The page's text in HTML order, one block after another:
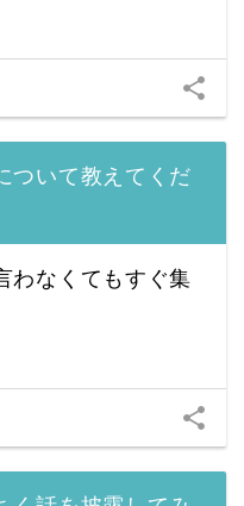
share
ついて教えてくだ
わなくてもすぐ集
share